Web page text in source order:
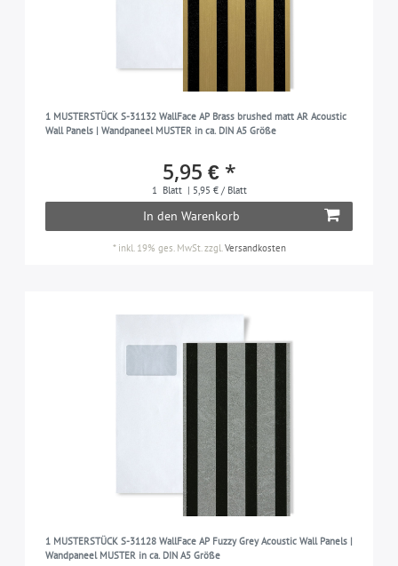
1 MUSTERSTÜCK S-31132 WallFace AP Brass brushed matt AR Acoustic
Wall Panels | Wandpaneel MUSTER in ca. DIN A5 Größe
5,95 € *
1 Blatt | 5,95 € / Blatt
In den Warenkorb
* inkl. 19% ges. MwSt. zzgl. Versandkosten
1 MUSTERSTÜCK S-31128 WallFace AP Fuzzy Grey Acoustic Wall Panels |
Wandpaneel MUSTER in ca. DIN A5 Größe